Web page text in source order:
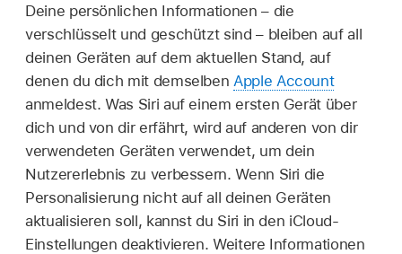
Deine persönlichen Informationen – die
verschlüsselt und geschützt sind – bleiben auf all
deinen Geräten auf dem aktuellen Stand, auf
denen du dich mit demselbenApple Account
anmeldest. Was Siri auf einem ersten Gerät über
dich und von dir erfährt, wird auf anderen von dir
verwendeten Geräten verwendet, um dein
Nutzererlebnis zu verbessern. Wenn Siri die
Personalisierung nicht auf all deinen Geräten
aktualisieren soll, kannst du Siri in den iCloud-
Einstellungen deaktivieren. Weitere Informationen